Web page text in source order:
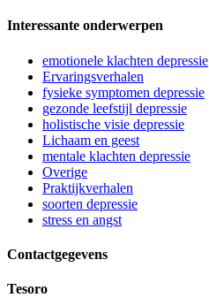
Interessante onderwerpen
emotionele klachten depressie
Ervaringsverhalen
fysieke symptomen depressie
gezonde leefstijl depressie
holistische visie depressie
Lichaam en geest
mentale klachten depressie
Overige
Praktijkverhalen
soorten depressie
stress en angst
Contactgegevens
Tesoro